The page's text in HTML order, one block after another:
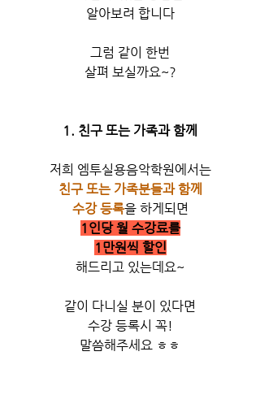
알아보려 합니다
그럼 같이 한번
살펴 보실까요~?
1. 친구 또는 가족과 함께
저희 엠투실용음악학원에서는
친구 또는 가족분들과 함께
수강 등록을 하게되면
1인당 월 수강료를
1만원씩 할인
해드리고 있는데요~
같이 다니실 분이 있다면
수강 등록시 꼭!
말씀해주세요 ㅎㅎ